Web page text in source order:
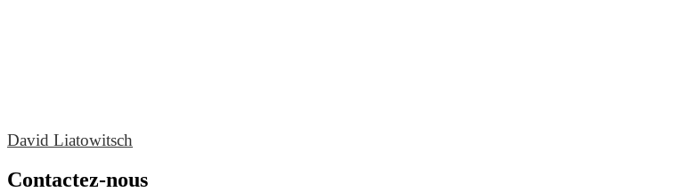
David Liatowitsch
Contactez-nous